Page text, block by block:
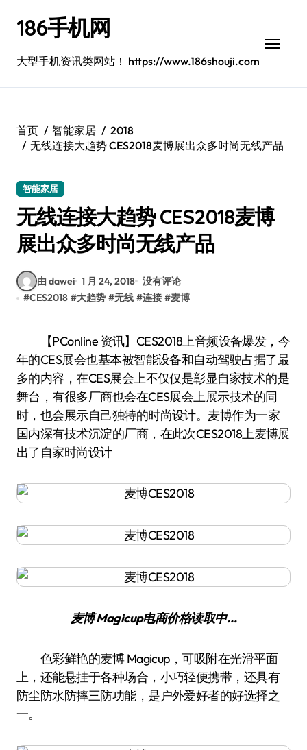
186手机网
大型手机资讯类网站！ https://www.186shouji.com
首页 智能家居
2018
无线连接大趋势 CES2018麦博展出众多时尚无线产品
智能家居
无线连接大趋势 CES2018麦博
展出众多时尚无线产品
由 dawei 1 月 24, 2018 没有评论
#CES2018 #大趋势 #无线 #连接 #麦博
【PConline 资讯】CES2018上音频设备爆发，今
年的CES展会也基本被智能设备和自动驾驶占据了最
多的内容，在CES展会上不仅仅是彰显自家技术的是
舞台，有很多厂商也会在CES展会上展示技术的同
时，也会展示自己独特的时尚设计。麦博作为一家
国内深有技术沉淀的厂商，在此次CES2018上麦博展
出了自家时尚设计
麦博 Magicup电商价格读取中…
色彩鲜艳的麦博 Magicup，可吸附在光滑平面
上，还能悬挂于各种场合，小巧轻便携带，还具有
防尘防水防摔三防功能，是户外爱好者的好选择之
一。